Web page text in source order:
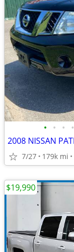
• • • •
7/27 179k mi
$19,990